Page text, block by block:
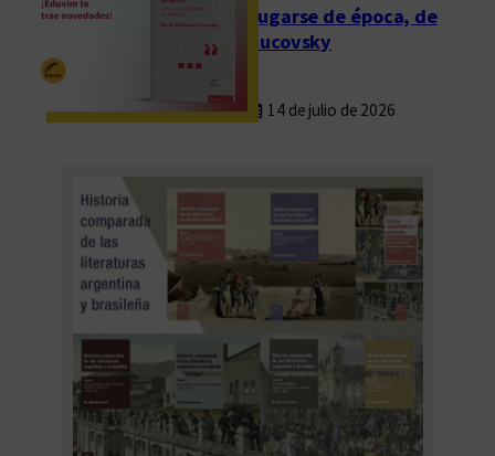
Fugarse de época, de
Rucovsky
14 de julio de 2026